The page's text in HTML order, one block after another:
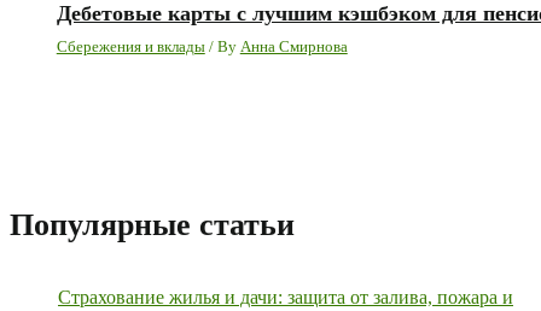
Дебетовые карты с лучшим кэшбэком для
Сбережения и вклады/ By Анна Смирнова
Популярные статьи
Страхование жилья и дачи: защита от залива, пожара и